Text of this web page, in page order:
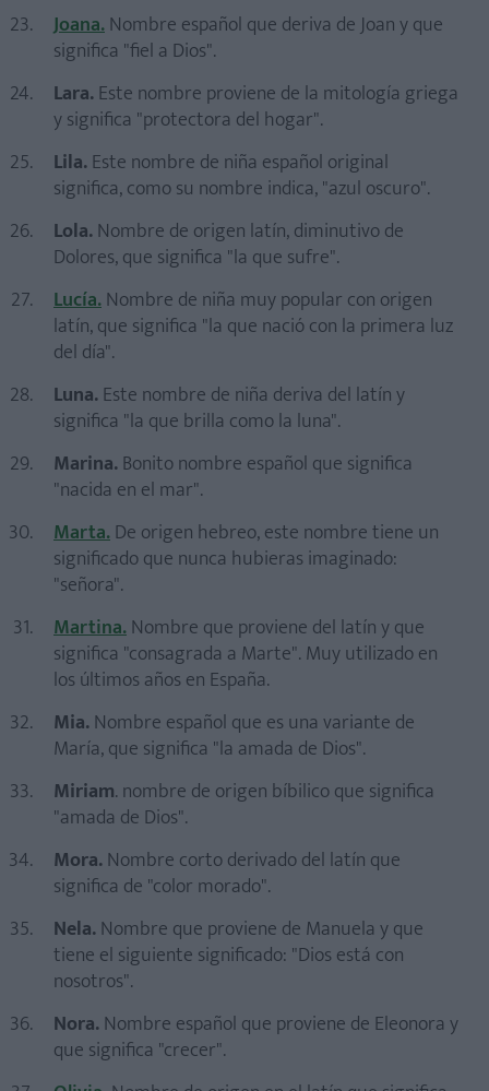
Joana.Nombre español que deriva de Joan y que
significa "fiel a Dios".
Lara.Este nombre proviene de la mitología griega
y significa "protectora del hogar".
Lila.Este nombre de niña español original
significa, como su nombre indica, "azul oscuro".
Lola.Nombre de origen latín, diminutivo de
Dolores, que significa "la que sufre".
Lucía.Nombre de niña muy popular con origen
latín, que significa "la que nació con la primera luz
del día".
Luna.Este nombre de niña deriva del latín y
significa "la que brilla como la luna".
Marina.Bonito nombre español que significa
"nacida en el mar".
Marta.De origen hebreo, este nombre tiene un
significado que nunca hubieras imaginado:
"señora".
Martina.Nombre que proviene del latín y que
significa "consagrada a Marte". Muy utilizado en
los últimos años en España.
Mia.Nombre español que es una variante de
María, que significa "la amada de Dios".
Miriam. nombre de origen bíbilico que significa
"amada de Dios".
Mora.Nombre corto derivado del latín que
significa de "color morado".
Nela.Nombre que proviene de Manuela y que
tiene el siguiente significado: "Dios está con
nosotros".
Nora.Nombre español que proviene de Eleonora y
que significa "crecer".